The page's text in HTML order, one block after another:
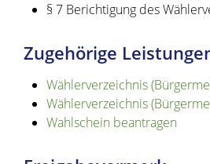
§ 7 Berichtigung des
Zugehörige
Wählerverzeichnis
Wählerverzeichnis
Wahlschein beantragen